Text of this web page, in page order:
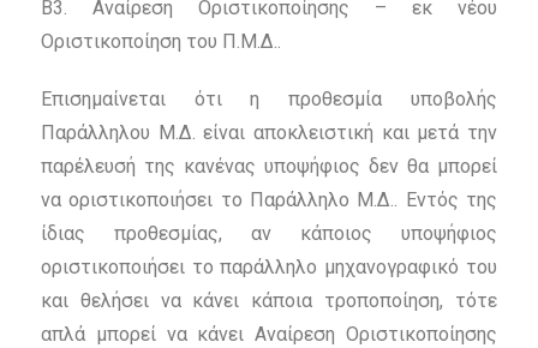
Β3. Αναίρεση Οριστικοποίησης – εκ νέου
Οριστικοποίηση του Π.Μ.Δ..
Επισημαίνεται ότι η προθεσμία υποβολής
Παράλληλου Μ.Δ. είναι αποκλειστική και μετά την
παρέλευσή της κανένας υποψήφιος δεν θα μπορεί
να οριστικοποιήσει το Παράλληλο Μ.Δ.. Εντός της
ίδιας προθεσμίας, αν κάποιος υποψήφιος
οριστικοποιήσει το παράλληλο μηχανογραφικό του
και θελήσει να κάνει κάποια τροποποίηση, τότε
απλά μπορεί να κάνει Αναίρεση Οριστικοποίησης